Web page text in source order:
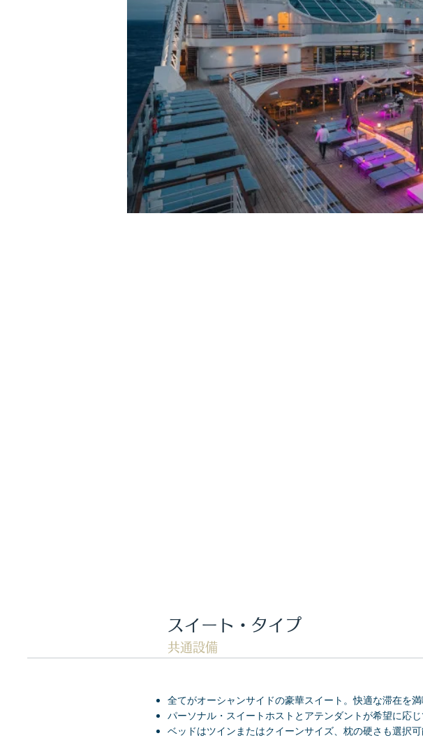
​スイート・タイプ
共通設備
全てがオーシャンサイドの豪華スイート。快適な滞在を満
パーソナル・スイートホストとアテンダントが希望に応
ベッドはツインまたはクイーンサイズ、枕の硬さも選択